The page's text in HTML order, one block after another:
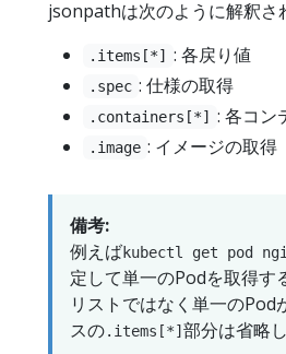
jsonpathは次のように解釈さ
.items[*] : 各戻り値
.spec : 仕様の取得
.containers[*] : 各コン
.image : イメージの取得
備考:
例えばkubectl get pod
定して単一のPodを取得す
リストではなく単一のPod
スの.items[*] 部分は省略